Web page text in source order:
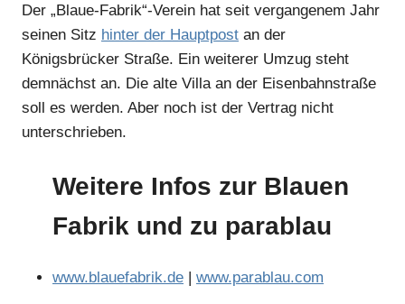
Anzeige
Der „Blaue-Fabrik“-Verein hat seit vergangenem Jahr
seinen Sitz hinter der Hauptpost an der
Königsbrücker Straße. Ein weiterer Umzug steht
demnächst an. Die alte Villa an der Eisenbahnstraße
soll es werden. Aber noch ist der Vertrag nicht
unterschrieben.
Weitere Infos zur Blauen
Fabrik und zu parablau
www.blauefabrik.de www.parablau.com